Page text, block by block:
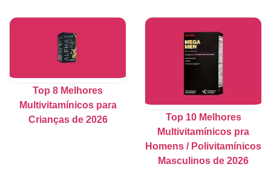
Top 8 Melhores
Multivitamínicos para
Crianças de 2026
Top 10 Melhores
Multivitamínicos pra
Homens / Polivitamínicos
Masculinos de 2026